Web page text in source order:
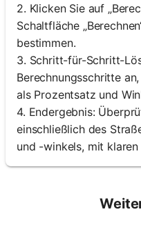
2. Klicken Sie auf
Schaltfläche
bestimmen.
3. Schritt-für-Schritt-
Berechnungsschritte
als Prozentsatz und
4. Endergebnis:
einschließlich des
und -winkels, mit klaren